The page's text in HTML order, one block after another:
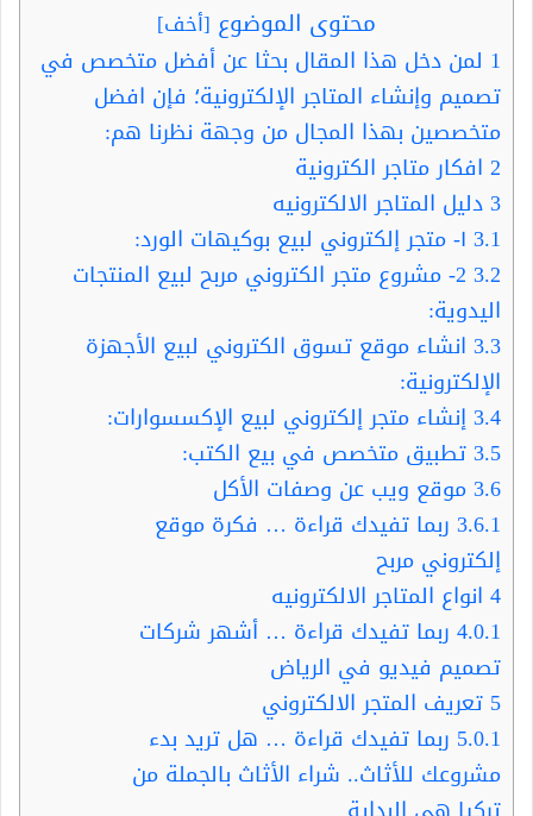
محتوى الموضوع [أخف]
1 لمن دخل هذا المقال بحثا عن أفضل متخصص في
تصميم وإنشاء المتاجر الإلكترونية؛ فإن افضل
متخصصين بهذا المجال من وجهة نظرنا هم:
2 افكار متاجر الكترونية
3دليل المتاجر الالكترونيه
3.1
3.2 2- مشروع متجر الكتروني مربح لبيع المنتجات
اليدوية:
3.3 انشاء موقع تسوق الكتروني لبيع الأجهزة
الإلكترونية:
3.4 إنشاء متجر إلكتروني لبيع الإكسسوارات:
3.5تطبيق متخصص في بيع الكتب:
3.6موقع ويب عن وصفات الأكل
3.6.1 ربما تفيدك قراءة … فكرة موقع
إلكتروني مربح
4 انواع المتاجر الالكترونيه
4.0.1 ربما تفيدك قراءة … أشهر شركات
تصميم فيديو في الرياض
5 تعريف المتجر الالكتروني
5.0.1 ربما تفيدك قراءة … هل تريد بدء
مشروعك للأثاث.. شراء الأثاث بالجملة من